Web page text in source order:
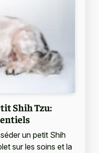
Shih Tzu:
un petit Shih
sur les soins et la